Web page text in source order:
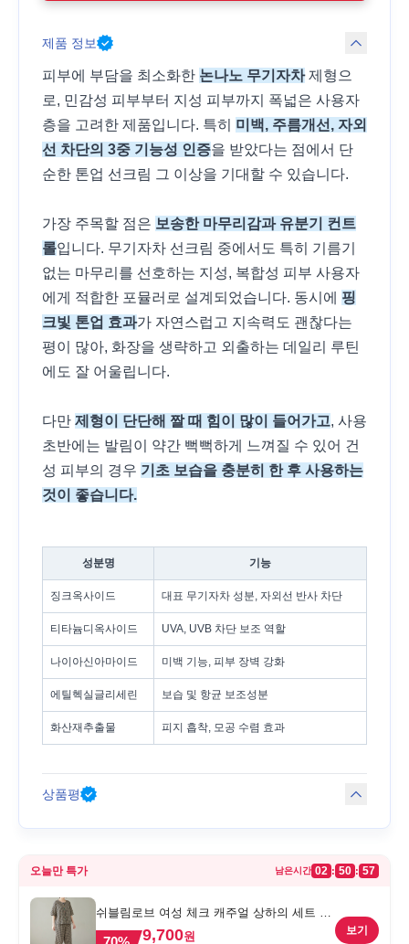
제품 정보
피부에 부담을 최소화한 논나노 무기자차제형으
로, 민감성 피부부터 지성 피부까지 폭넓은 사용자
층을 고려한 제품입니다. 특히 미백, 주름개선, 자외
선 차단의 3중 기능성 인증을 받았다는 점에서 단
순한 톤업 선크림 그 이상을 기대할 수 있습니다.
가장 주목할 점은 보송한 마무리감과 유분기 컨트
롤입니다. 무기자차 선크림 중에서도 특히 기름기
없는 마무리를 선호하는 지성, 복합성 피부 사용자
에게 적합한 포뮬러로 설계되었습니다. 동시에 핑
크빛 톤업 효과가 자연스럽고 지속력도 괜찮다는
평이 많아, 화장을 생략하고 외출하는 데일리 루틴
에도 잘 어울립니다.
다만 제형이 단단해 짤 때 힘이 많이 들어가고, 사용
초반에는 발림이 약간 뻑뻑하게 느껴질 수 있어 건
성 피부의 경우 기초 보습을 충분히 한 후 사용하는
것이 좋습니다.
성분명 기능
징크옥사이드 대표 무기자차 성분, 자외선 반사 차단
티타늄디옥사이드 UVA, UVB 차단 보조 역할
나이아신아마이드 미백 기능, 피부 장벽 강화
에틸헥실글리세린 보습 및 항균 보조성분
화산재추출물 피지 흡착, 모공 수렴 효과
상품평
오늘만 특가 남은시간 02 : 50 : 57
쉬블림로브 여성 체크 캐주얼 상하의 세트 안
드리 GW1780, FREE, 1세트
9,700원 보기